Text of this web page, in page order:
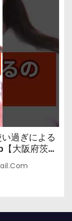
過ぎによる
大阪府茨木
す。】